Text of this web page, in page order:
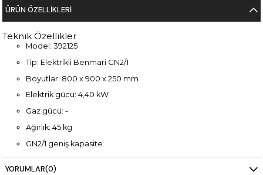
ÜRÜN ÖZELLIKLERI
Teknik Özellikler
Model: 392125
Tip: Elektrikli Benmari GN2/1
Boyutlar: 800 x 900 x 250 mm
Elektrik gücü: 4,40 kW
Gaz gücü: -
Ağırlık: 45 kg
GN2/1 geniş kapasite
Dayanıklı ve hijyenik yapı
YORUMLAR(0)